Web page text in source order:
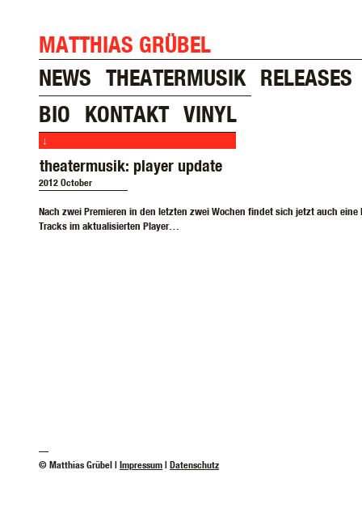
MATTHIAS GRÜBEL
NEWS THEATERMUSIK RELEASES
BIO
KONTAKT VINYL
↓
theatermusik: player update
2012 October
Nach zwei Premieren in den letzten zwei Wochen findet sich jetzt auch eine
Tracks im aktualisierten Player…
—
© Matthias Grübel | Impressum | Datenschutz